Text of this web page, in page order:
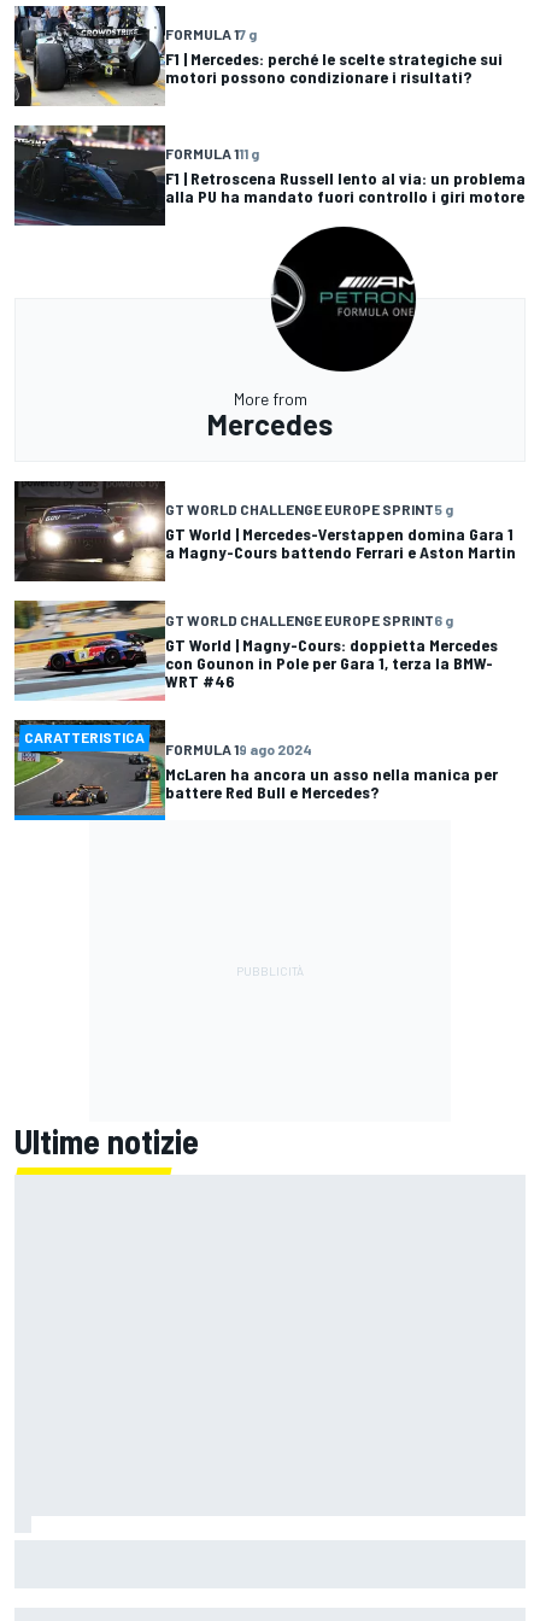
FORMULA 17 g
F1 | Mercedes: perché le scelte strategiche sui
motori possono condizionare i risultati?
FORMULA 111 g
F1 | Retroscena Russell lento al via: un problema
alla PU ha mandato fuori controllo i giri motore
More from
Mercedes
GT WORLD CHALLENGE EUROPE SPRINT5 g
GT World | Mercedes-Verstappen domina Gara 1
a Magny-Cours battendo Ferrari e Aston Martin
GT WORLD CHALLENGE EUROPE SPRINT6 g
GT World | Magny-Cours: doppietta Mercedes
con Gounon in Pole per Gara 1, terza la BMW-
WRT #46
CARATTERISTICA
FORMULA 19 ago 2024
McLaren ha ancora un asso nella manica per
battere Red Bull e Mercedes?
Ultime notizie